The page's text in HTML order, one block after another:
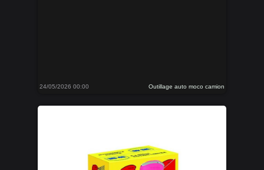
24/05/2026 00:00 Outillage auto moco camion